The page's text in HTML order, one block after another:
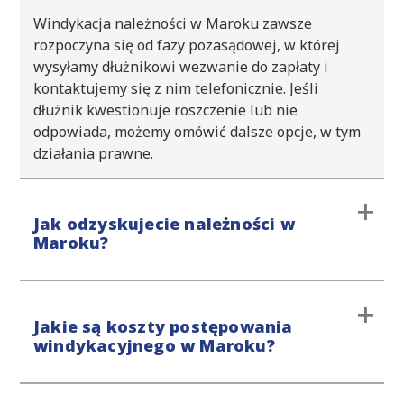
Windykacja należności w Maroku zawsze
rozpoczyna się od fazy pozasądowej, w której
wysyłamy dłużnikowi wezwanie do zapłaty i
kontaktujemy się z nim telefonicznie. Jeśli
dłużnik kwestionuje roszczenie lub nie
odpowiada, możemy omówić dalsze opcje, w tym
działania prawne.
Jak odzyskujecie należności w
Maroku?
przedsądowego, unikając interwencji sądu. Jeśli
windykacja polubowna nie przyniesie
Jakie są koszty postępowania
windykacyjnego w Maroku?